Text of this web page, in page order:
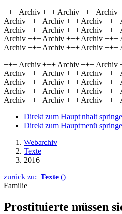
+++ Archiv +++ Archiv +++ Archiv
Archiv +++ Archiv +++ Archiv +++
Archiv +++ Archiv +++ Archiv +++
Archiv +++ Archiv +++ Archiv +++
Archiv +++ Archiv +++ Archiv +++
+++ Archiv +++ Archiv +++ Archiv
Archiv +++ Archiv +++ Archiv +++
Archiv +++ Archiv +++ Archiv +++
Archiv +++ Archiv +++ Archiv +++
Archiv +++ Archiv +++ Archiv +++
Direkt zum Hauptinhalt
Direkt zum Hauptmenü
Webarchiv
Texte
2016
zurück zu: Texte ()
Familie
Prostituierte müssen